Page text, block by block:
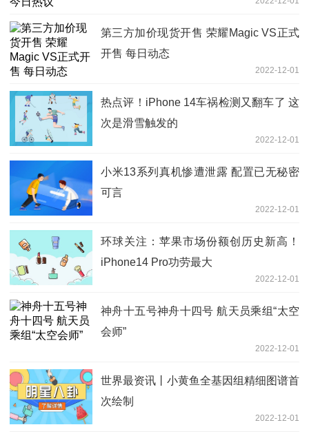
第三方加价现货开售 荣耀Magic VS正式
开售 每日动态
2022-12-01
热点评！iPhone 14车祸检测又翻车了 这
次是滑雪触发的
2022-12-01
小米13系列真机惨遭泄露 配置已无秘密
可言
2022-12-01
环球关注：苹果市场份额创历史新高！
iPhone14 Pro功劳最大
2022-12-01
神舟十五号神舟十四号 航天员乘组“太空
会师”
2022-12-01
世界最资讯丨小黄鱼全基因组精细图谱首
次绘制
2022-12-01